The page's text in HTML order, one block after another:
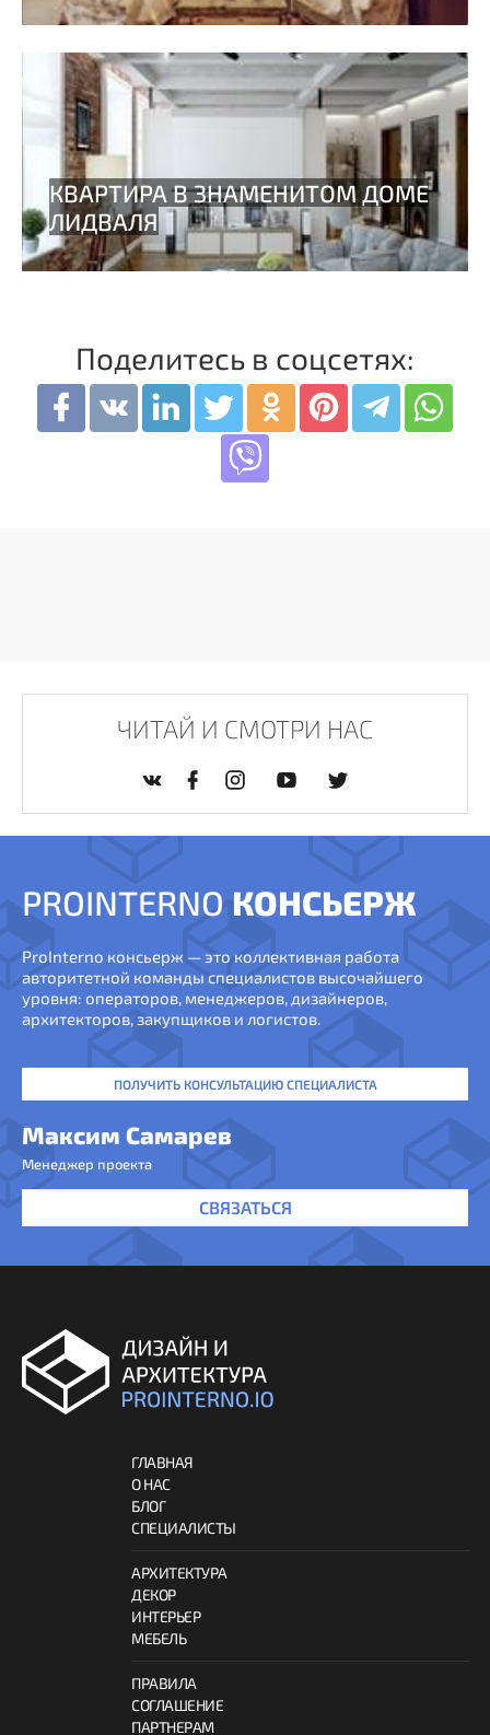
Поделитесь в соцсетях:
ЧИТАЙ И СМОТРИ НАС
PROINTERNO КОНСЬЕРЖ
ProInterno консьерж — это коллективная работа
авторитетной команды специалистов высочайшего
уровня: операторов, менеджеров, дизайнеров,
архитекторов, закупщиков и логистов.
ПОЛУЧИТЬ КОНСУЛЬТАЦИЮ СПЕЦИАЛИСТА
Максим Самарев
Менеджер проекта
СВЯЗАТЬСЯ
ГЛАВНАЯ
О НАС
БЛОГ
СПЕЦИАЛИСТЫ
АРХИТЕКТУРА
ДЕКОР
ИНТЕРЬЕР
МЕБЕЛЬ
ПРАВИЛА
СОГЛАШЕНИЕ
ПАРТНЕРАМ